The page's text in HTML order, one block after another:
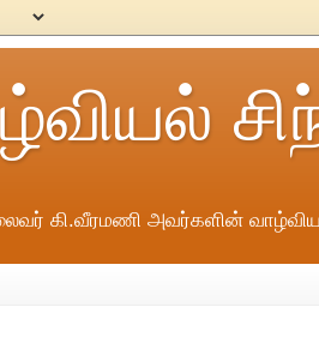
கி.வீரமணி அவர்களின்